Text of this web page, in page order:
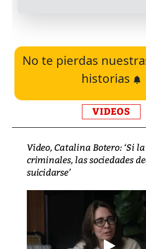
No te pierdas
historias
VIDEOS
Video, Catalina Botero: ‘Si
criminales, las sociedades
suicidarse’